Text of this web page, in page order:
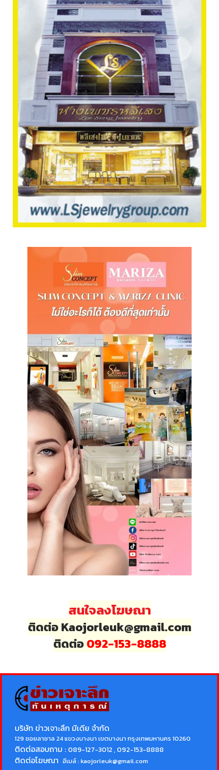
สนใจลงโฆษณา
ติดต่อ Kaojorleuk@gmail.com
ติดต่อ 092-153-8888
บริษัท ข่าวเจาะลึก มีเดีย จำกัด
129 ซอยลาซาล 24 แขวงบางนา เขตบางนา กรุงเทพมหานคร 10260
ติดต่อสอบถาม : 089-127-3012 , 092-153-8888
ติดต่อโฆษณา อีเมล์ :kaojorleuk@gmail.com